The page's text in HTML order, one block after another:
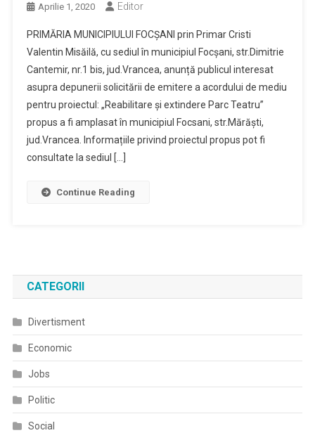
Aprilie 1, 2020 Editor
PRIMĂRIA MUNICIPIULUI FOCȘANI prin Primar Cristi
Valentin Misăilă, cu sediul în municipiul Focșani, str.Dimitrie
Cantemir, nr.1 bis, jud.Vrancea, anunță publicul interesat
asupra depunerii solicitării de emitere a acordului de mediu
pentru proiectul: „Reabilitare și extindere Parc Teatru”
propus a fi amplasat în municipiul Focsani, str.Mărăști,
jud.Vrancea. Informațiile privind proiectul propus pot fi
consultate la sediul […]
Continue Reading
CATEGORII
Divertisment
Economic
Jobs
Politic
Social